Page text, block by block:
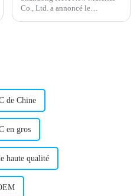
Co., Ltd. a annoncé le
de Chine
en gros
haute qualité